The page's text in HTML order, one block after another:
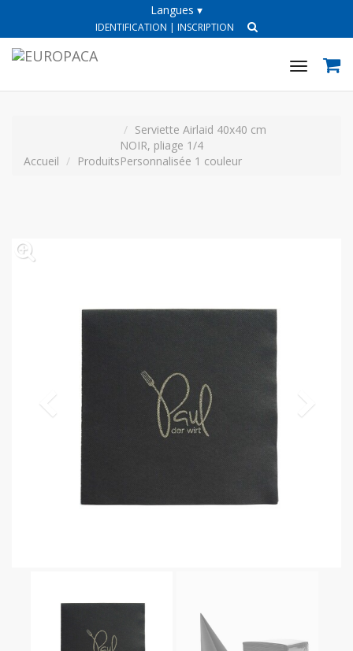
Langues ▾
IDENTIFICATION | INSCRIPTION
Toggle
Accueil Produits
Serviette Airlaid 40x40 cm
NOIR, pliage 1/4
Personnalisée 1 couleur